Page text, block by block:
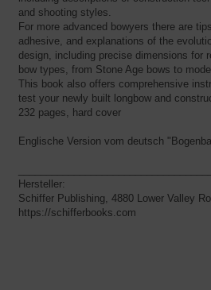
and shooting styles.
For more advanced bowyers there are
adhesive, and explanations of the
design, including precise dimensions for
bow types, from Stone Age bows to
This book also offers comprehensive
test your newly built longbow and
232 pages, hard cover
Englische Version vom deutsch
Hersteller:
Schiffer Publishing, 4880 Lower Valley
​​​​​​​https://schifferbooks.com